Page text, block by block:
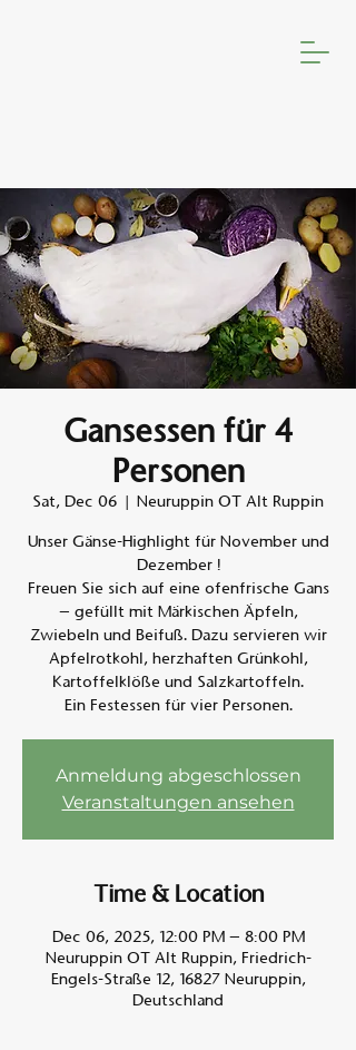
Gansessen für 4
Personen
Sat, Dec 06
  |
Neuruppin OT Alt Ruppin
Unser Gänse-Highlight für November und
Dezember !
Freuen Sie sich auf eine ofenfrische Gans
– gefüllt mit Märkischen Äpfeln,
Zwiebeln und Beifuß. Dazu servieren wir
Apfelrotkohl, herzhaften Grünkohl,
Kartoffelklöße und Salzkartoffeln.
Ein Festessen für vier Personen.
Anmeldung abgeschlossen
Veranstaltungen ansehen
Time & Location
Dec 06, 2025, 12:00 PM – 8:00 PM
Neuruppin OT Alt Ruppin, Friedrich-
Engels-Straße 12, 16827 Neuruppin,
Deutschland